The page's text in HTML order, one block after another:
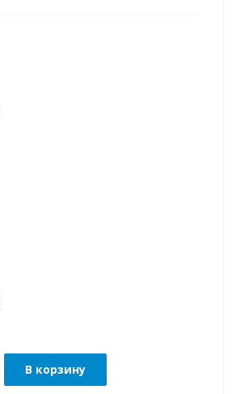
В корзину